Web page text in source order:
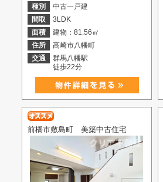
種別
中古一戸建
間取
3LDK
面積
建物：81.56㎡
住所
高崎市八幡町
交通
群馬八幡駅
徒歩22分
前橋市敷島町 美築中古住宅